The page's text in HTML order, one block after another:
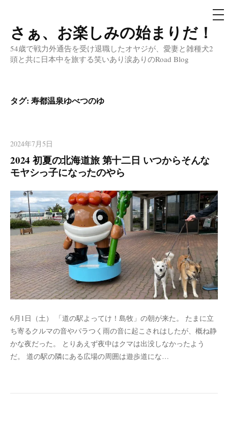
コ
ン
テ
へ
ッ
さぁ、お楽しみの始まりだ！
54歳で戦力外通告を受け退職したオヤジが、愛妻と雑種犬2
頭と共に日本中を旅する笑いあり涙ありのRoad Blog
メ
ニ
タグ: 寿都温泉ゆべつのゆ
2024年7月5日
2024 初夏の北海道旅 第十二日 いつからそんな
モヤシっ子になったのやら
6月1日（土） 「道の駅よってけ！島牧」の朝が来た。 たまに立
ち寄るクルマの音やパラつく雨の音に起こされはしたが、概ね静
かな夜だった。 とりあえず夜中はクマは出没しなかったよう
だ。 道の駅の隣にある広場の周囲は遊歩道にな…